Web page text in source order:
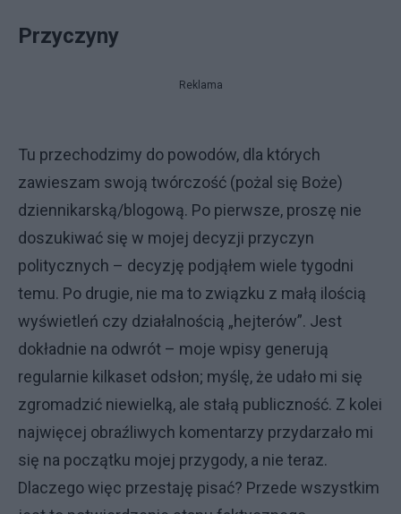
Przyczyny
Reklama
Tu przechodzimy do powodów, dla których
zawieszam swoją twórczość (pożal się Boże)
dziennikarską/blogową. Po pierwsze, proszę nie
doszukiwać się w mojej decyzji przyczyn
politycznych – decyzję podjąłem wiele tygodni
temu. Po drugie, nie ma to związku z małą ilością
wyświetleń czy działalnością „hejterów”. Jest
dokładnie na odwrót – moje wpisy generują
regularnie kilkaset odsłon; myślę, że udało mi się
zgromadzić niewielką, ale stałą publiczność. Z kolei
najwięcej obraźliwych komentarzy przydarzało mi
się na początku mojej przygody, a nie teraz.
Dlaczego więc przestaję pisać? Przede wszystkim